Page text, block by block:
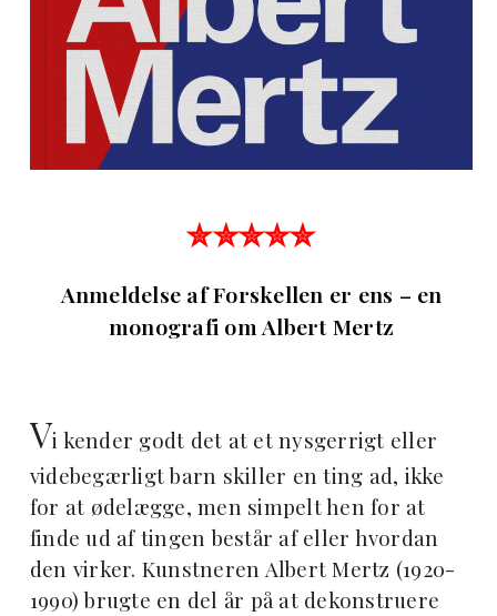
✮✮✮✮✮
Anmeldelse af Forskellen er ens – en
monografi om Albert Mertz
Vi kender godt det at et nysgerrigt eller
videbegærligt barn skiller en ting ad, ikke
for at ødelægge, men simpelt hen for at
finde ud af tingen består af eller hvordan
den virker. Kunstneren Albert Mertz (1920-
1990) brugte en del år på at dekonstruere